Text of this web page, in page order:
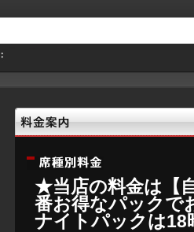
★当店の料金は【
番お得な
ナイトパックは18